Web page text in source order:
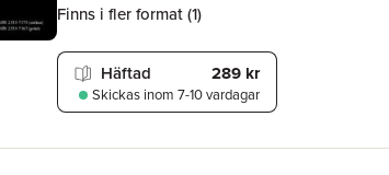
Finns i fler format (1)
Häftad 289 kr
Skickas inom 7-10 vardagar